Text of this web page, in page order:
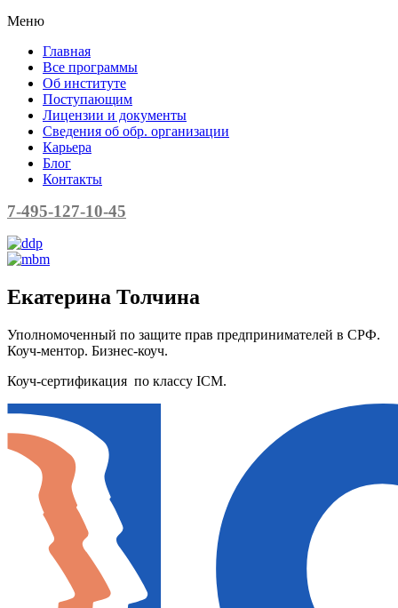
Меню
Главная
Все программы
Об институте
Поступающим
Лицензии и документы
Сведения об обр. организации
Карьера
Блог
Контакты
7-495-127-10-45
Екатерина Толчина
Уполномоченный по защите прав предпринимателей в СРФ.
Коуч-ментор. Бизнес-коуч.
Коуч-сертификация по классу ICM.